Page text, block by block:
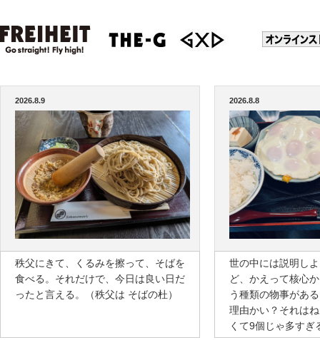
2026.8.9
秩父にきて、くるみを擦って、そばを
食べる。それだけで、今日は良い日だ
ったと言える。（秩父は そばの杜）
2026.8.8
世の中には説明し
ど、かえって核心
う種類の物事があ
理由かい？それは
くて9個じゃ多すぎ